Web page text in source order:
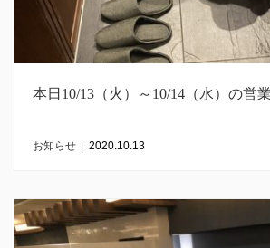
本日10/13（火）～10/14（水）の営
お知らせ 2020.10.13